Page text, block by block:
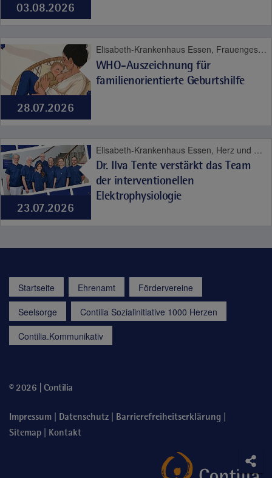
03.08.2026
28.07.2026
Elisabeth-Krankenhaus Essen, Frauengesundheit, Geburt, Kinder- und Jugendmedizin
WHO-Auszeichnung für
familienorientierte Geburtshilfe
23.07.2026
Elisabeth-Krankenhaus Essen, Herz und Gefäße
Dr. Ilva Tente verstärkt das Team
der interventionellen
Elektrophysiologie
Startseite Ehrenamt
Fördervereine
Seelsorge
Contilia Sozialinitiative 1000 Herzen
Contilia.Kommunikativ
© 2026 | Contilia
Impressum | Datenschutz | Barrierefreiheitserklärung |
Sitemap | Kontakt